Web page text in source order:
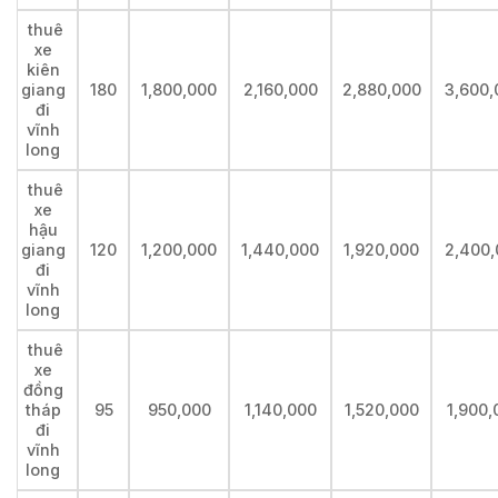
thuê
xe
kiên
giang
đi
vĩnh
long
180 1,800,000 2,160,000 2,880,000
thuê
xe
hậu
giang
đi
vĩnh
long
120 1,200,000 1,440,000 1,920,000
thuê
xe
đồng
tháp
đi
vĩnh
long
95 950,000 1,140,000 1,520,000